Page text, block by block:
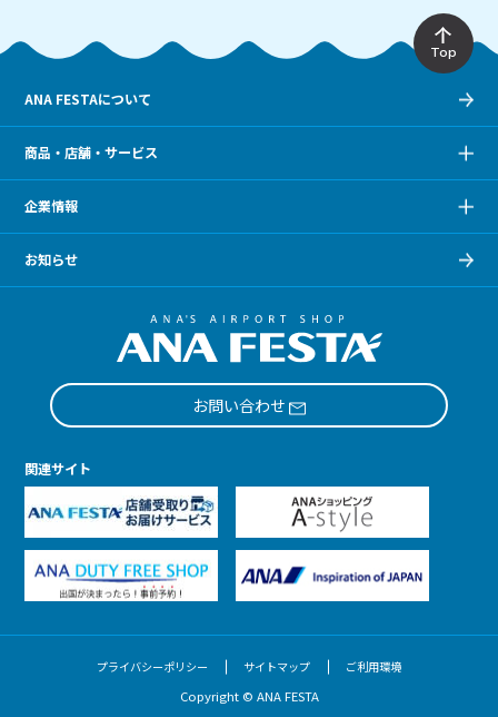
Top
ANA FESTAについて
商品・店舗・サービス
企業情報
お知らせ
お問い合わせ
関連サイト
プライバシーポリシー サイトマップ ご利用環境
Copyright © ANA FESTA